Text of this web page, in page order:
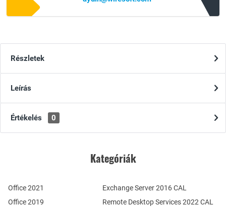
Részletek
Leírás
Értékelés 0
Kategóriák
Office 2021
Office 2019
Remote Desktop Services 2022 CAL
Exchange Server 2016 CAL